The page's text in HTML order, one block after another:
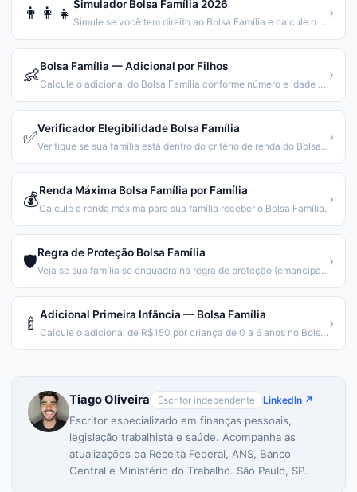
👨‍👩‍👧 Simulador Bolsa Família 2026
Simule se você tem direito ao Bolsa Família e calcule o valor.
›
👶Bolsa Família — Adicional por Filhos
Calcule o adicional do Bolsa Família conforme número e idade dos filhos.
›
✅Verificador Elegibilidade Bolsa Família
Verifique se sua família está dentro do critério de renda do Bolsa Família.
›
💰Renda Máxima Bolsa Família por Família
Calcule a renda máxima para sua família receber o Bolsa Família.
›
🛡️Regra de Proteção Bolsa Família
Veja se sua família se enquadra na regra de proteção (emancipação gradual).
›
🍼 Adicional Primeira Infância — Bolsa Família
Calcule o adicional de R$150 por criança de 0 a 6 anos no Bolsa Família.
›
Tiago Oliveira Escritor independente LinkedIn ↗
Escritor especializado em finanças pessoais,
legislação trabalhista e saúde. Acompanha as
atualizações da Receita Federal, ANS, Banco
Central e Ministério do Trabalho. São Paulo, SP.